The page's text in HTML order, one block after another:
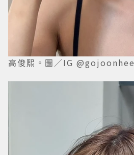
高俊熙。圖／IG @gojoonhee